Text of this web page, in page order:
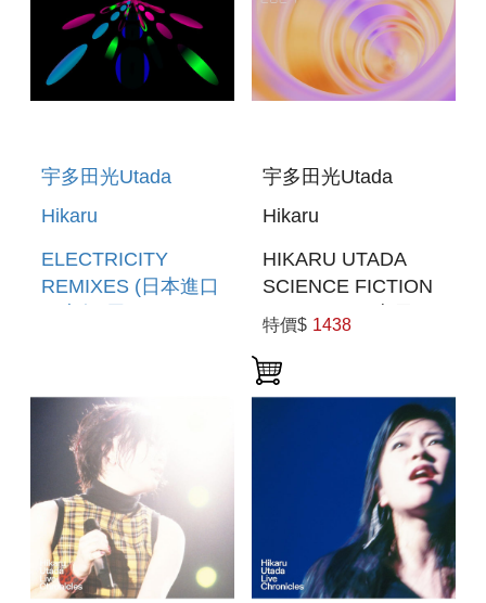
宇多田光Utada
Hikaru
ELECTRICITY
REMIXES (日本進口
宇多田光Utada
Hikaru
HIKARU UTADA
SCIENCE FICTION
TOUR 2024(索尼進
特價$ 1438